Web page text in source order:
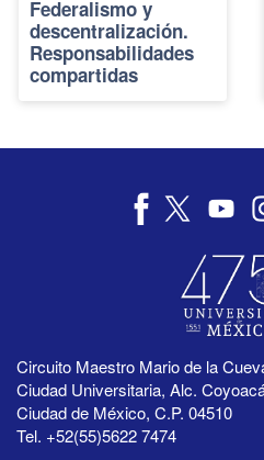
Federalismo y
descentralización.
Responsabilidades
compartidas
Circuito Maestro Mario de la
Ciudad Universitaria, Alc.
Ciudad de México, C.P. 04510
Tel. +52(55)5622 7474